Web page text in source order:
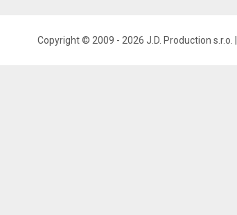
Copyright © 2009 - 2026 J.D. Production s.r.o. |